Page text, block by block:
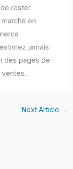
rester
en
jamais
des pages de
ventes.
Next Article →